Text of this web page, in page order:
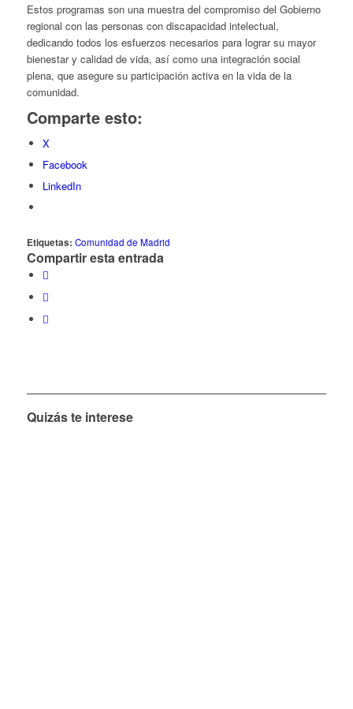
Estos programas son una muestra del compromiso del Gobierno
regional con las personas con discapacidad intelectual,
dedicando todos los esfuerzos necesarios para lograr su mayor
bienestar y calidad de vida, así como una integración social
plena, que asegure su participación activa en la vida de la
comunidad.
Comparte esto:
X
Facebook
LinkedIn
Etiquetas: Comunidad de Madrid
Compartir esta entrada
Quizás te interese